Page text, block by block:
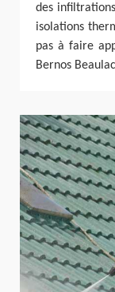
des
isolations
pas à faire
Bernos